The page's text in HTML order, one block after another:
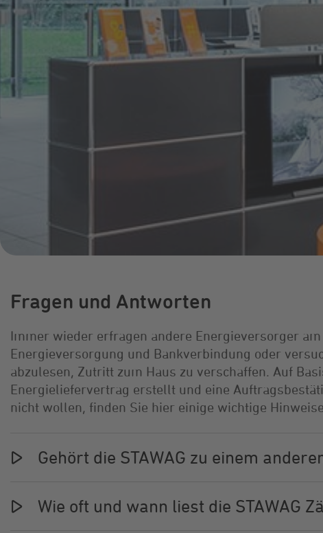
Online-Service
Umzugsservice
Energieberatung
Fragen und Antworten
Immer wieder erfragen andere Energieversorger
Energieversorgung und Bankverbindung oder
abzulesen, Zutritt zum Haus zu verschaffen. Auf
Energieliefervertrag erstellt und eine
nicht wollen, finden Sie hier einige wichtige
Gehört die STAWAG zu einem
Wie oft und wann liest die STAWAG